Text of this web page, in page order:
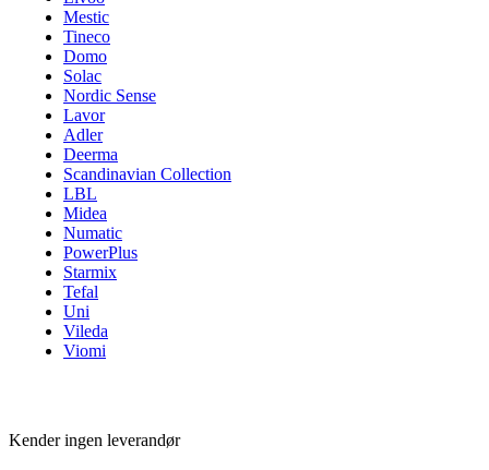
Mestic
Tineco
Domo
Solac
Nordic Sense
Lavor
Adler
Deerma
Scandinavian Collection
LBL
Midea
Numatic
PowerPlus
Starmix
Tefal
Uni
Vileda
Viomi
Kender ingen leverandør